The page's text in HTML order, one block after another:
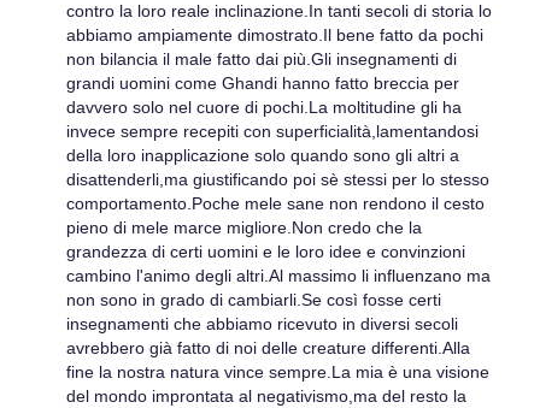
contro la loro reale inclinazione.In tanti secoli di storia lo
abbiamo ampiamente dimostrato.Il bene fatto da pochi
non bilancia il male fatto dai più.Gli insegnamenti di
grandi uomini come Ghandi hanno fatto breccia per
davvero solo nel cuore di pochi.La moltitudine gli ha
invece sempre recepiti con superficialità,lamentandosi
della loro inapplicazione solo quando sono gli altri a
disattenderli,ma giustificando poi sè stessi per lo stesso
comportamento.Poche mele sane non rendono il cesto
pieno di mele marce migliore.Non credo che la
grandezza di certi uomini e le loro idee e convinzioni
cambino l'animo degli altri.Al massimo li influenzano ma
non sono in grado di cambiarli.Se così fosse certi
insegnamenti che abbiamo ricevuto in diversi secoli
avrebbero già fatto di noi delle creature differenti.Alla
fine la nostra natura vince sempre.La mia è una visione
del mondo improntata al negativismo,ma del resto la